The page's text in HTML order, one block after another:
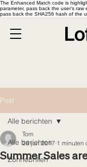
The Enhanced Match code is
parameter, pass back the user's raw
pass back the SHA256 hash of the
Post
Alle berichten
Zonnebrillen
Alle berichten
Summer Sales
Tom
28 jun 2017 1 minuten